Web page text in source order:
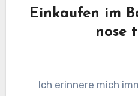
Einkaufen im
nose
Ich erinnere mich